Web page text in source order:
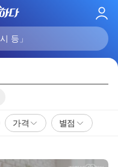
로
가격 별점